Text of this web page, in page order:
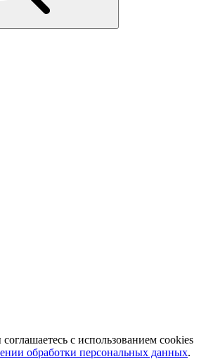
с использованием cookies
обработки персональных данных.